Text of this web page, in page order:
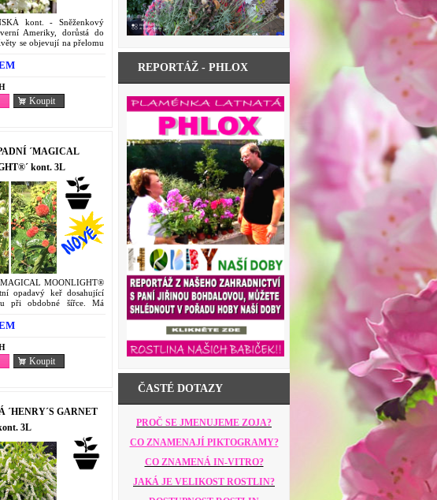
kont. - Sněženkový
Ameriky, dorůstá do
se objevují na přelomu
Koupit
´MAGICAL
kont. 3L
MOONLIGHT®
opadavý keř dosahující
při obdobné šířce. Má
Koupit
GARNET
3L
REPORTÁŽ - PHLOX
ČASTÉ DOTAZY
PROČ SE JMENUJEME ZOJA?
CO ZNAMENAJÍ PIKTOGRAMY?
CO ZNAMENÁ IN-VITRO?
JAKÁ JE VELIKOST ROSTLIN?